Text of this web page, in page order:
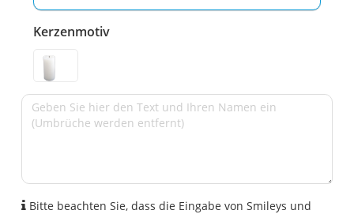
Kerzenmotiv
Bitte beachten Sie, dass die Eingabe von Smileys und